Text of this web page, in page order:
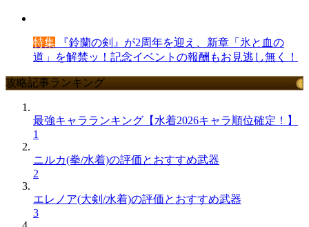
特集 『鈴蘭の剣』が2周年を迎え、新章「氷と血の
道」を解禁ッ！記念イベントの報酬もお見逃し無く！
攻略記事ランキング
最強キャラランキング【水着2026キャラ順位確定！】
1
ニルカ(拳/水着)の評価とおすすめ武器
2
エレノア(大剣/水着)の評価とおすすめ武器
3